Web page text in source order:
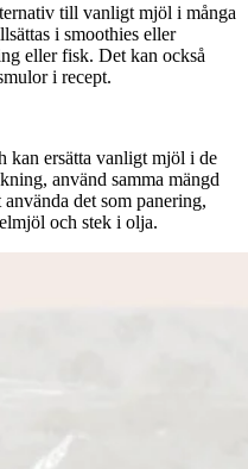
till vanligt mjöl i många
i smoothies eller
eller fisk. Det kan också
i recept.
kan ersätta vanligt mjöl i de
använd samma mängd
det som panering,
och stek i olja.